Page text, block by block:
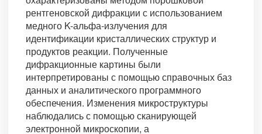
рентгеновской дифракции с использованием
медного K-альфа-излучения для
идентификации кристаллических структур и
продуктов реакции. Полученные
дифракционные картины были
интерпретированы с помощью справочных баз
данных и аналитического программного
обеспечения. Изменения микроструктуры
наблюдались с помощью сканирующей
электронной микроскопии, а